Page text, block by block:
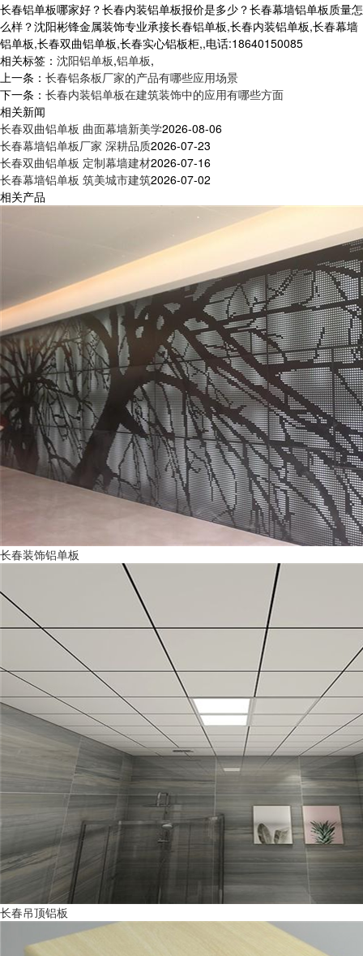
长春铝单板哪家好？长春内装铝单板报价是多少？长春幕墙铝单板质量怎
么样？沈阳彬锋金属装饰专业承接长春铝单板,长春内装铝单板,长春幕墙
铝单板,长春双曲铝单板,长春实心铝板柜,,电话:18640150085
相关标签： 沈阳铝单板,铝单板,
上一条： 长春铝条板厂家的产品有哪些应用场景
下一条： 长春内装铝单板在建筑装饰中的应用有哪些方面
相关新闻
长春双曲铝单板 曲面幕墙新美学2026-08-06
长春幕墙铝单板厂家 深耕品质2026-07-23
长春双曲铝单板 定制幕墙建材2026-07-16
长春幕墙铝单板 筑美城市建筑2026-07-02
相关产品
长春装饰铝单板
长春吊顶铝板